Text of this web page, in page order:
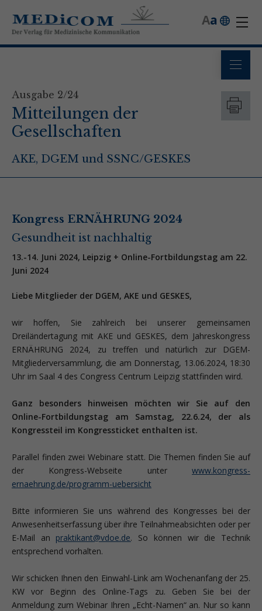
a
A
Ausgabe 2/24
Mitteilungen der
Gesellschaften
AKE, DGEM und SSNC/GESKES
Kongress ERNÄHRUNG 2024
Gesundheit ist nachhaltig
13.-14. Juni 2024, Leipzig + Online-Fortbildungstag am 22.
Juni 2024
Liebe Mitglieder der DGEM, AKE und GESKES,
wir hoffen, Sie zahlreich bei unserer gemeinsamen
Dreiländertagung mit AKE und GESKES, dem Jahreskongress
ERNÄHRUNG 2024, zu treffen und natürlich zur DGEM-
Mitgliederversammlung, die am Donnerstag, 13.06.2024, 18:30
Uhr im Saal 4 des Congress Centrum Leipzig stattfinden wird.
Ganz besonders hinweisen möchten wir Sie auf den
Online-Fortbildungstag am Samstag, 22.6.24, der als
Kongressteil im Kongressticket enthalten ist.
Parallel finden zwei Webinare statt. Die Themen finden Sie auf
der Kongress-Webseite unter www.kongress-
ernaehrung.de/programm-uebersicht
Bitte informieren Sie uns während des Kongresses bei der
Anwesenheitserfassung über ihre Teilnahmeabsichten oder per
E-Mail an pr kt k nt vd d . So können wir die Technik
entsprechend vorhalten.
Wir schicken Ihnen den Einwahl-Link am Wochenanfang der 25.
KW vor Beginn des Online-Tags zu. Geben Sie bei der
Anmeldung zum Webinar Ihren „Echt-Namen“ an. Nur so kann